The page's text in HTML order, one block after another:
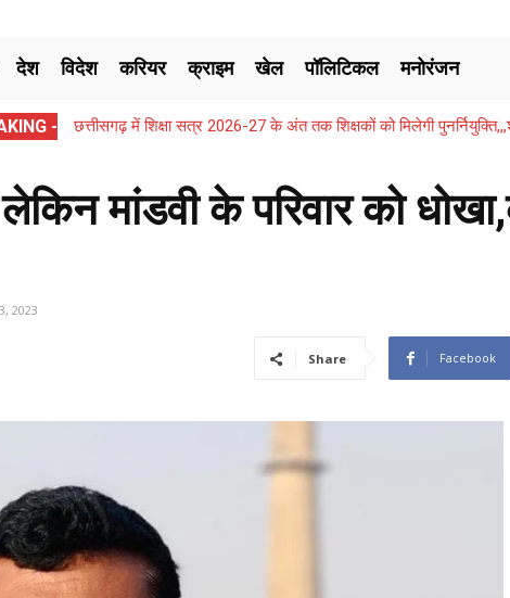
देश विदेश करियर क्राइम खेल पॉलिटिकल मनोरंजन
- छत्तीसगढ़ में शिक्षा सत्र 2026-27 के अंत तक शिक्षकों को मिलेगी
मांडवी के परिवार को
2023
Share Facebook